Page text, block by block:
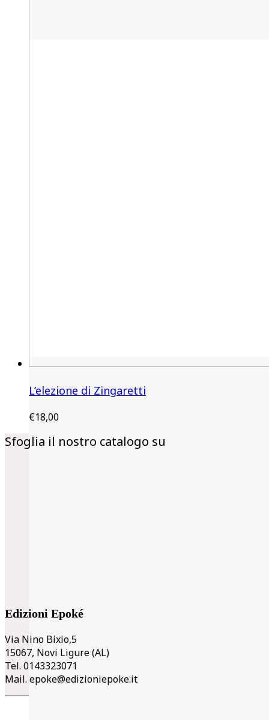
L’elezione di Zingaretti
€18,00
Sfoglia il nostro catalogo su
Edizioni Epoké
Via Nino Bixio,5
15067, Novi Ligure (AL)
Tel. 0143323071
Mail. epoke@edizioniepoke.it